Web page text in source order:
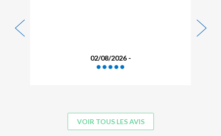
VOIR TOUS LES AVIS